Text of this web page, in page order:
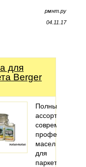
рмнт.ру
04.11.17
для
Berger
Полный
ассортимент
современных
масел
для
паркета